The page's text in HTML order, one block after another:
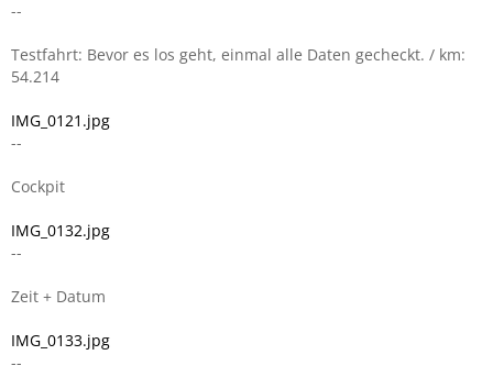
--
Testfahrt: Bevor es los geht, einmal alle Daten gecheckt. / km:
54.214
IMG_0121.jpg
--
Cockpit
IMG_0132.jpg
--
Zeit + Datum
IMG_0133.jpg
--